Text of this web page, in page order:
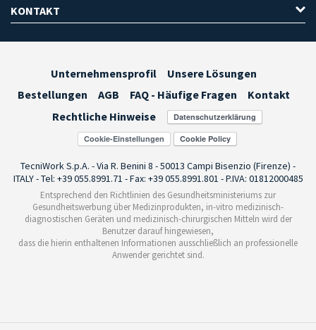
KONTAKT
Unternehmensprofil
Unsere Lösungen
Bestellungen
AGB FAQ - Häufige Fragen
Kontakt
Rechtliche Hinweise
Cookie-Einstellungen
TecniWork S.p.A. - Via R. Benini 8 - 50013 Campi Bisenzio (Firenze) -
ITALY - Tel: +39 055.8991.71 - Fax: +39 055.8991.801 - P.IVA: 01812000485
Entsprechend den Richtlinien des Gesundheitsministeriums zur
Gesundheitswerbung über Medizinprodukten, in-vitro medizinisch-
diagnostischen Geräten und medizinisch-chirurgischen Mitteln wird der
Benutzer darauf hingewiesen,
dass die hierin enthaltenen Informationen ausschließlich an professionelle
Anwender gerichtet sind.